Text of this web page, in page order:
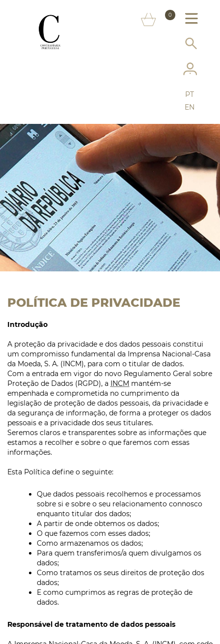
0
SERVIÇOS
MAIS CONTRASTARIA
FAQ
LOJA ONLINE
PT
EN
POLÍTICA DE PRIVACIDADE
Introdução
A proteção da privacidade e dos dados pessoais constitui
um compromisso fundamental da Imprensa Nacional-Casa
da Moeda, S. A. (INCM), para com o titular de dados.
Com a entrada em vigor do novo Regulamento Geral sobre
Proteção de Dados (RGPD), a INCM mantém-se
empenhada e comprometida no cumprimento da
legislação de proteção de dados pessoais, da privacidade e
da segurança de informação, de forma a proteger os dados
pessoais e a privacidade dos seus titulares.
Seremos claros e transparentes sobre as informações que
estamos a recolher e sobre o que faremos com essas
informações.
Esta Política define o seguinte:
Que dados pessoais recolhemos e processamos
sobre si e sobre o seu relacionamento connosco
enquanto titular dos dados;
A partir de onde obtemos os dados;
O que fazemos com esses dados;
Como armazenamos os dados;
Para quem transferimos/a quem divulgamos os
dados;
Como tratamos os seus direitos de proteção dos
dados;
E como cumprimos as regras de proteção de
dados.
Responsável de tratamento de dados pessoais